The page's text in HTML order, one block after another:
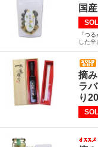
国
「つ
した
摘
ラ
り